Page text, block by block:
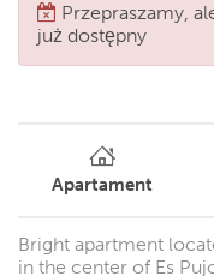
Przepraszamy,
już dostępny
Apartament
Bright apartment
in the center of Es